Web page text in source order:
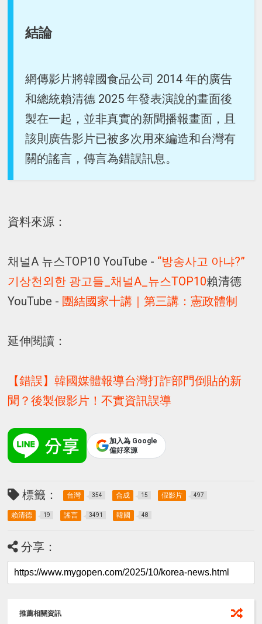
結論
網傳影片將韓國食品公司 2014 年的廣告
和總統賴清德 2025 年發表演說的畫面後
製在一起，並非真實的新聞播報畫面，且
該則廣告影片已被多次用來編造和台灣有
關的謠言，傳言為錯誤訊息。
資料來源：
채널A 뉴스TOP10 YouTube - “방송사고 아냐?”
기상천외한 광고들_채널A_뉴스TOP10賴清德
YouTube - 團結國家十講｜第三講：憲政體制
延伸閱讀：
【錯誤】韓國媒體報導台灣打詐部門倒貼的新
聞？後製假影片！不實資訊誤導
加入為 Google
偏好來源
標籤： 台灣 354 合成 15 假影片 497
賴清德 19 謠言 3491 韓國 48
分享：
推薦相關資訊